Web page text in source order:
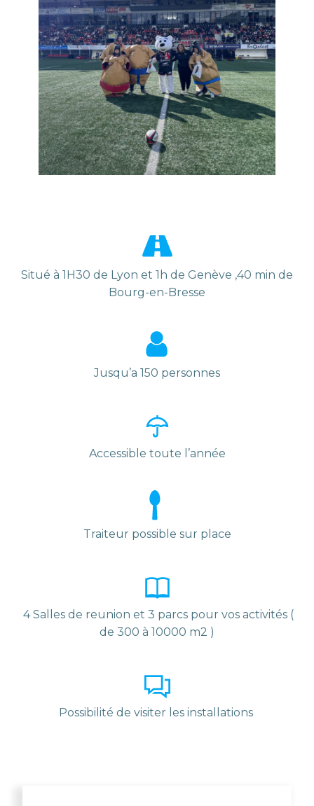
Situé à 1H30 de Lyon et 1h de Genève ,40 min de
Bourg-en-Bresse
Jusqu’a 150 personnes
Accessible toute l’année
Traiteur possible sur place
4 Salles de reunion et 3 parcs pour vos activités (
de 300 à 10000 m2 )
Possibilité de visiter les installations